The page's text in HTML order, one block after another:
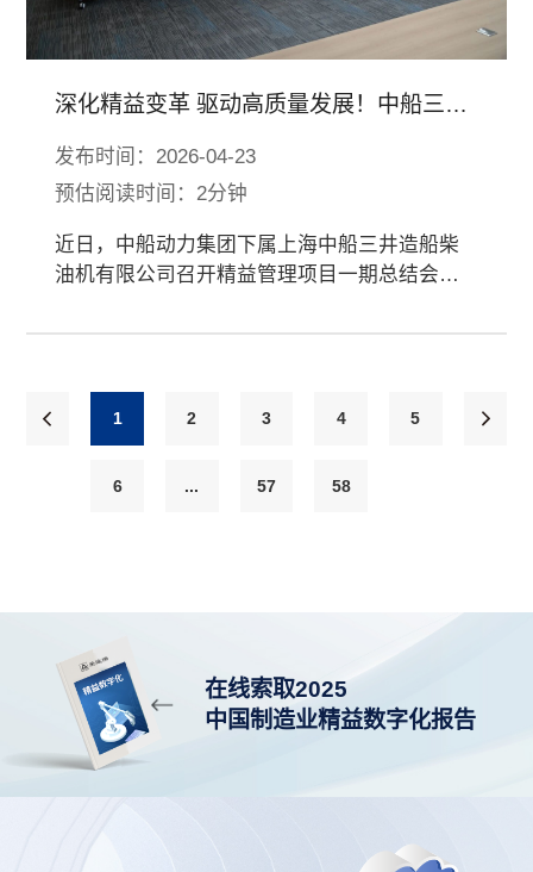
深化精益变革 驱动高质量发展！中船三井
会
发布时间：2026-04-23
预估阅读时间：2分钟
近日，中船动力集团下属上海中船三井造船柴
油机有限公司召开精益管理项目一期总结会暨
团队、中船三井基层职级及以上干部60余人参
1 2 3 4 5
6 ... 57 58
在线索取2025
中国制造业精益数字化报告